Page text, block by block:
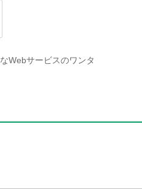
Webサービスのワンタ